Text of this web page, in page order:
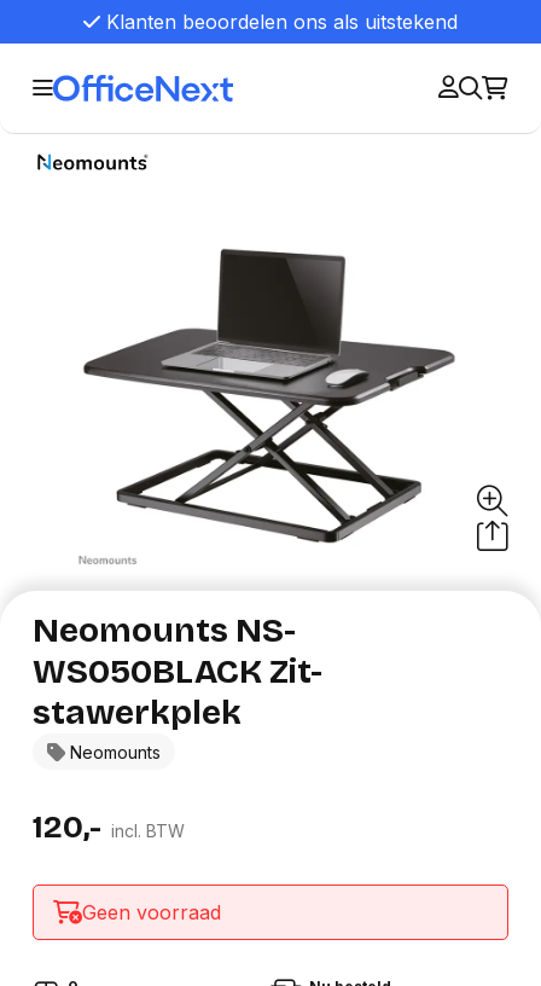
Klanten beoordelen ons als uitstekend
Neomounts
Neomounts NS-
WS050BLACK Zit-
stawerkplek
120,- incl. BTW
Geen voorraad